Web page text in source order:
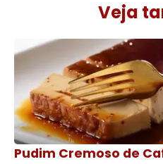
Veja
Pudim Cremoso de